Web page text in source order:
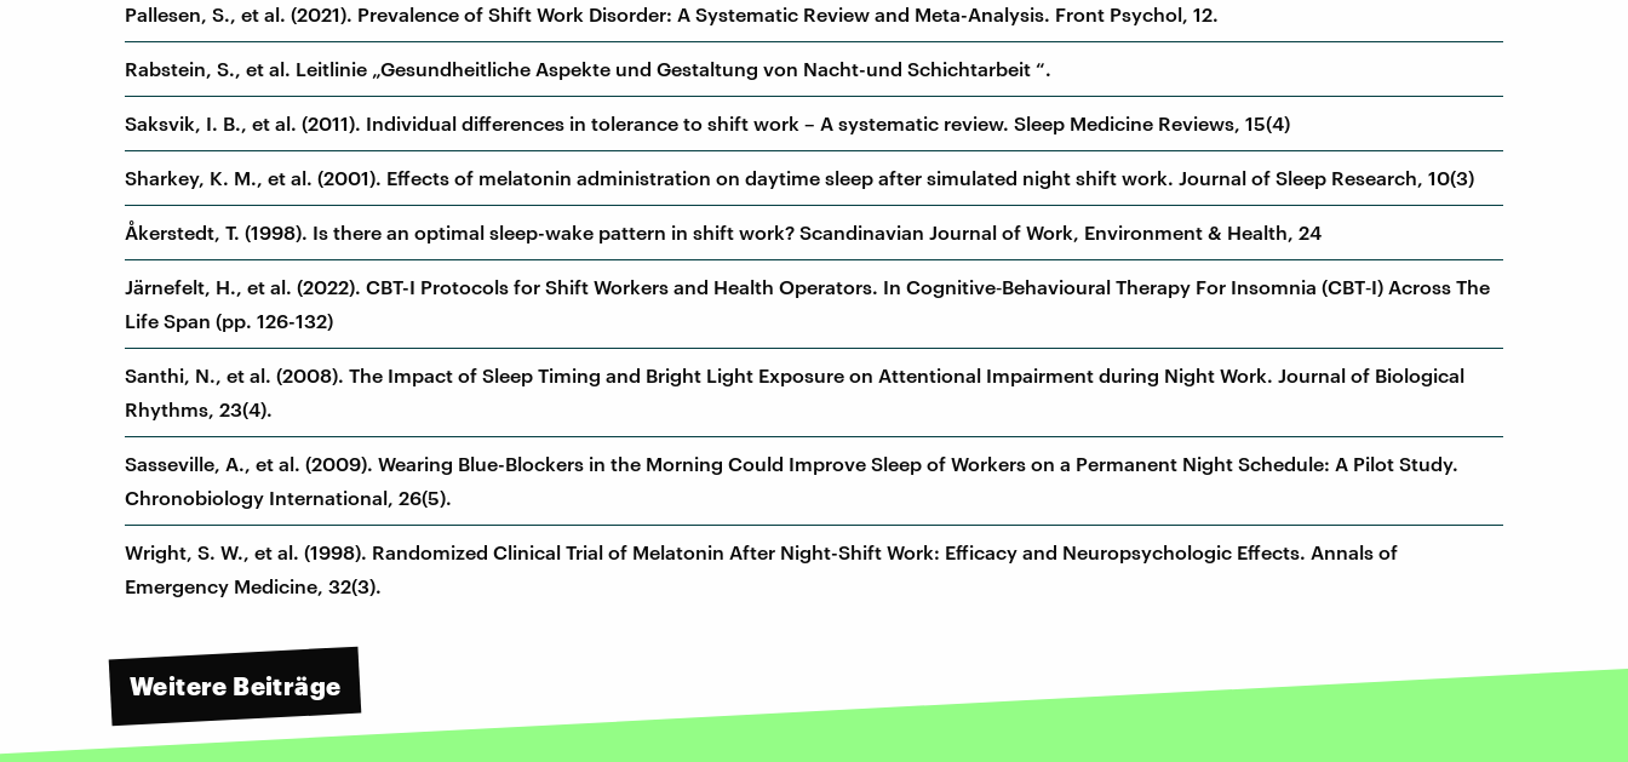
Pallesen, S., et al. (2021). Prevalence of Shift Work Disorder: A Systematic Review and Meta-Analysis. Front Psychol, 12.
Rabstein, S., et al. Leitlinie „Gesundheitliche Aspekte und Gestaltung von Nacht-und Schichtarbeit “.
Saksvik, I. B., et al. (2011). Individual differences in tolerance to shift work – A systematic review. Sleep Medicine Reviews, 15(4)
Sharkey, K. M., et al. (2001). Effects of melatonin administration on daytime sleep after simulated night shift work. Journal of Sleep Research, 10(3)
Åkerstedt, T. (1998). Is there an optimal sleep-wake pattern in shift work? Scandinavian Journal of Work, Environment & Health, 24
Järnefelt, H., et al. (2022). CBT-I Protocols for Shift Workers and Health Operators. In Cognitive‐Behavioural Therapy For Insomnia (CBT‐I) Across The
Life Span (pp. 126-132)
Santhi, N., et al. (2008). The Impact of Sleep Timing and Bright Light Exposure on Attentional Impairment during Night Work. Journal of Biological
Rhythms, 23(4).
Sasseville, A., et al. (2009). Wearing Blue-Blockers in the Morning Could Improve Sleep of Workers on a Permanent Night Schedule: A Pilot Study.
Chronobiology International, 26(5).
Wright, S. W., et al. (1998). Randomized Clinical Trial of Melatonin After Night-Shift Work: Efficacy and Neuropsychologic Effects. Annals of
Emergency Medicine, 32(3).
Weitere Beiträge